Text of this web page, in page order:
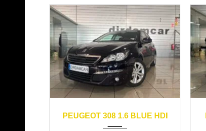
PEUGEOT 308 1.6 BLUE HDI